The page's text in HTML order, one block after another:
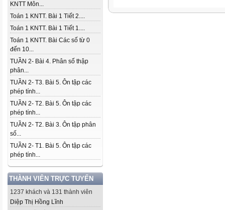
KNTT Môn...
Toán 1 KNTT. Bài 1 Tiết 2....
Toán 1 KNTT. Bài 1 Tiết 1....
Toán 1 KNTT. Bài Các số từ 0
đến 10...
TUẦN 2- Bài 4. Phân số thập
phân...
TUẦN 2- T3. Bài 5. Ôn tập các
phép tính...
TUẦN 2- T2. Bài 5. Ôn tập các
phép tính...
TUẦN 2- T2. Bài 3. Ôn tập phân
số...
TUẦN 2- T1. Bài 5. Ôn tập các
phép tính...
THÀNH VIÊN TRỰC TUYẾN
1237 khách và 131 thành viên
Diệp Thị Hồng Lĩnh